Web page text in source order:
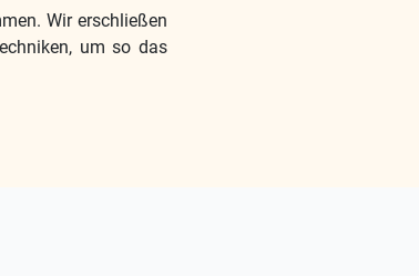
Wir erschließen
um so das